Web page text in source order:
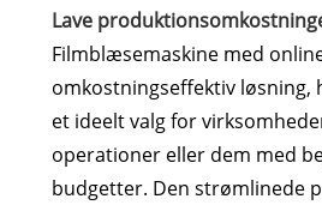
Lave
Filmblæsemaskine med
omkostningseffektiv løsning,
et ideelt valg for
operationer eller dem med
budgetter. Den strømlinede